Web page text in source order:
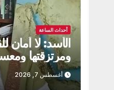
أحداث الساعة
الأسد: لا أمان
ومرتزقتها
اليمنية
أغسطس 7, 2026